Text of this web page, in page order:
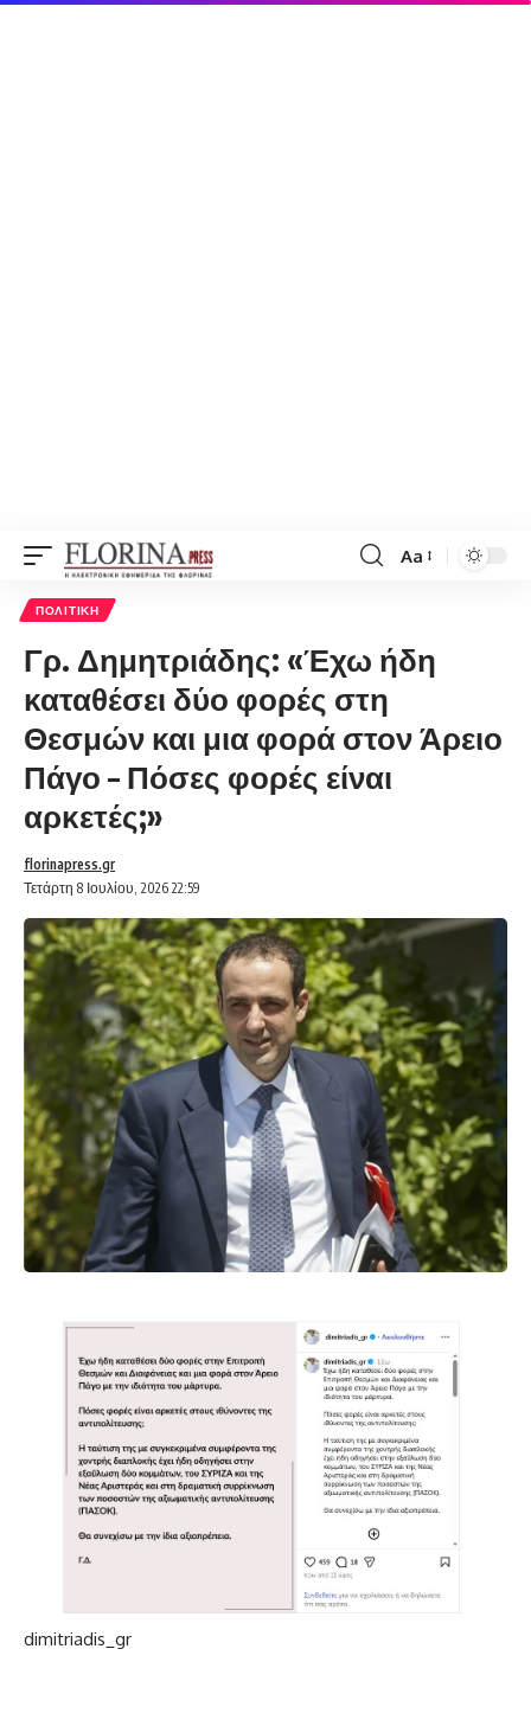
Font
Aa
ΠΟΛΙΤΙΚΉ
Γρ. Δημητριάδης: «Έχω ήδη
καταθέσει δύο φορές στη
Θεσμών και μια φορά στον Άρειο
Πάγο – Πόσες φορές είναι
αρκετές;»
Τετάρτη 8 Ιουλίου, 2026 22:59
florinapress.gr
dimitriadis_gr